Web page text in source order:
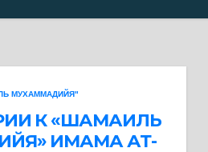
МУХАММАДИЙЯ"
К «ШАМАИЛЬ
ИМАМА АТ-